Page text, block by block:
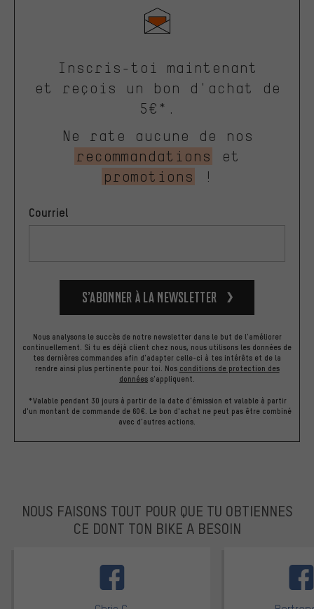
Inscris-toi maintenant
et reçois un bon d'achat de
5€*.
Ne rate aucune de nos
recommandations
et
promotions
!
Courriel
S’abonner à la newsletter
Nous analysons le succès de notre newsletter dans le but de l'améliorer
continuellement. Si tu es déjà client chez nous, nous utilisons les données de
tes dernières commandes afin d'adapter celle-ci à tes intérêts et de la
rendre ainsi plus pertinente pour toi. Nos conditions de protection des
données s'appliquent.
*Valable pendant 30 jours à partir de la date d'émission et valable à partir
d'un montant de commande de 60€. Le bon d'achat ne peut pas être combiné
avec d'autres actions.
NOUS FAISONS TOUT POUR QUE TU OBTIENNES
CE DONT TON BIKE A BESOIN